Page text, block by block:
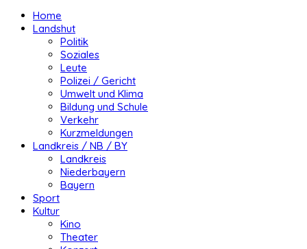
Home
Landshut
Politik
Soziales
Leute
Polizei / Gericht
Umwelt und Klima
Bildung und Schule
Verkehr
Kurzmeldungen
Landkreis / NB / BY
Landkreis
Niederbayern
Bayern
Sport
Kultur
Kino
Theater